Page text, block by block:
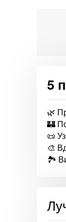
5
🌿
🏰
📜
🎨
🏞